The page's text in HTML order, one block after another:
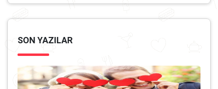
SON YAZILAR